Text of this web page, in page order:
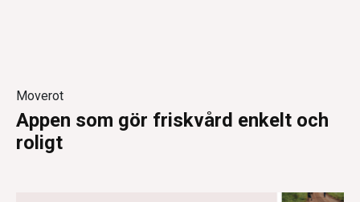
Moverot
Appen som gör friskvård enkelt och
roligt